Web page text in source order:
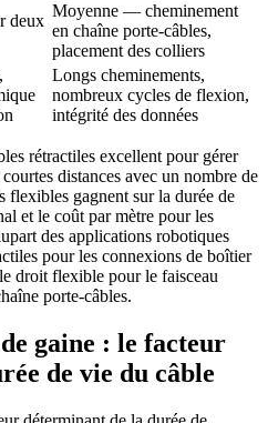
deux
Moyenne — cheminement
en chaîne porte-câbles,
placement des colliers
Longs cheminements,
nombreux cycles de flexion,
intégrité des données
rétractiles excellent pour gérer
distances avec un nombre de
flexibles gagnent sur la durée de
et le coût par mètre pour les
des applications robotiques
pour les connexions de boîtier
droit flexible pour le faisceau
porte-câbles.
gaine : le facteur
de vie du câble